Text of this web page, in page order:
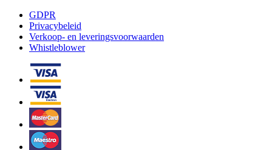
GDPR
Privacybeleid
Verkoop- en leveringsvoorwaarden
Whistleblower